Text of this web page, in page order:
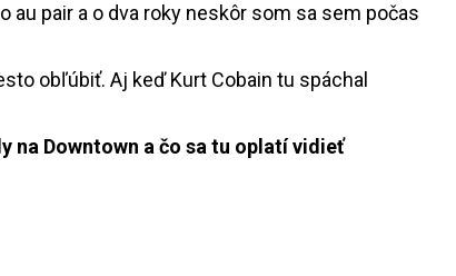
pair a o dva roky neskôr som sa sem počas
obľúbiť. Aj keď Kurt Cobain tu spáchal
na Downtown a čo sa tu oplatí vidieť